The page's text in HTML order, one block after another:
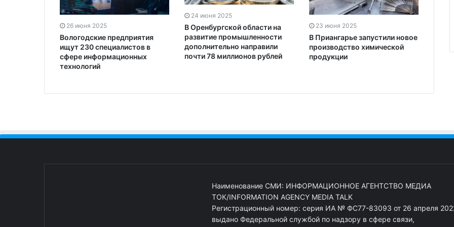
26 июня 2025
Вологодские предприятия
ищут 230 специалистов в
сфере информационных
технологий
24 июня 2025
В Оренбургской области на
развитие промышленности
дополнительно направили
почти 78 миллионов рублей
23 июня 2025
В Приангарье запустили новое
производство химической
продукции
Наименование СМИ: ИНФОРМАЦИОННОЕ АГЕНТСТВО МЕДИА
ТОК/INFORMATION AGENCY MEDIA TALK
Регистрационный номер: серия ИА № ФС77-83093 от 26 апреля
выдано Федеральной службой по надзору в сфере связи,